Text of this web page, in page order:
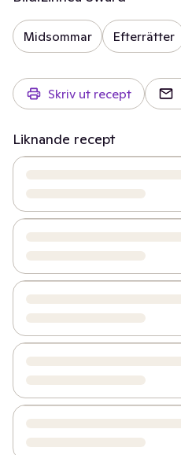
Midsommar Efterrätter
Skriv ut recept
Liknande recept